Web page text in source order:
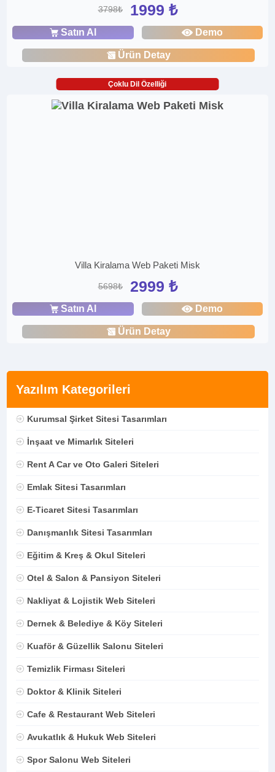
Yazılım Kategorileri
Kurumsal Şirket Sitesi Tasarımları
İnşaat ve Mimarlık Siteleri
Rent A Car ve Oto Galeri Siteleri
Emlak Sitesi Tasarımları
E-Ticaret Sitesi Tasarımları
Danışmanlık Sitesi Tasarımları
Eğitim & Kreş & Okul Siteleri
Otel & Salon & Pansiyon Siteleri
Nakliyat & Lojistik Web Siteleri
Dernek & Belediye & Köy Siteleri
Kuaför & Güzellik Salonu Siteleri
Temizlik Firması Siteleri
Doktor & Klinik Siteleri
Cafe & Restaurant Web Siteleri
Avukatlık & Hukuk Web Siteleri
Spor Salonu Web Siteleri
3798₺ 1999 ₺
Satın Al Demo
Ürün Detay
Çoklu Dil Özelliği
Villa Kiralama Web Paketi Misk
5698₺ 2999 ₺
Satın Al Demo
Ürün Detay